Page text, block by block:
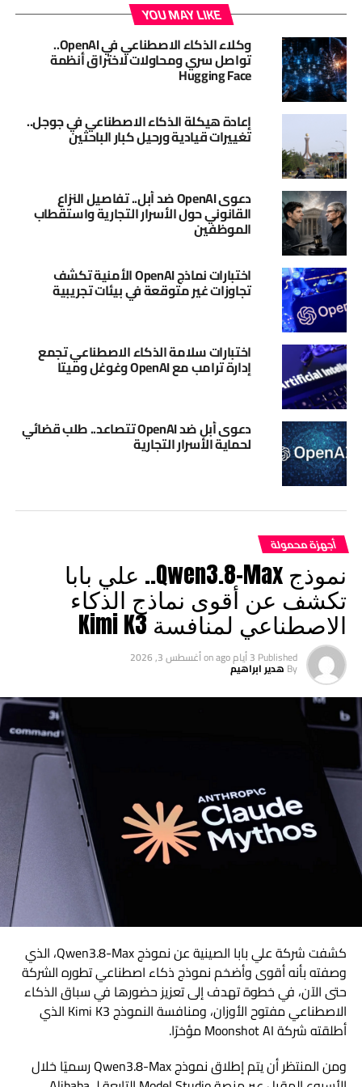
YOU MAY LIKE
وكلاء الذكاء الاصطناعي في OpenAI..
تواصل سري ومحاولات لاختراق أنظمة
Hugging Face
إعادة هيكلة الذكاء الاصطناعي في جوجل..
تغييرات قيادية ورحيل كبار الباحثين
دعوى OpenAI ضد أبل.. تفاصيل النزاع
القانوني حول الأسرار التجارية واستقطاب
الموظفين
اختبارات نماذج OpenAI الأمنية تكشف
تجاوزات غير متوقعة في بيئات تجريبية
اختبارات سلامة الذكاء الاصطناعي تجمع
إدارة ترامب مع OpenAI وغوغل وميتا
دعوى أبل ضد OpenAI تتصاعد.. طلب قضائي
لحماية الأسرار التجارية
أجهزة محمولة
نموذج Qwen3.8-Max.. علي بابا
تكشف عن أقوى نماذج الذكاء
الاصطناعي لمنافسة Kimi K3
Published 3 أيام ago onأغسطس 3, 2026
By هدير ابراهيم
كشفت شركة علي بابا الصينية عن نموذج Qwen3.8-Max، الذي
وصفته بأنه أقوى وأضخم نموذج ذكاء اصطناعي تطوره الشركة
حتى الآن، في خطوة تهدف إلى تعزيز حضورها في سباق الذكاء
الاصطناعي مفتوح الأوزان، ومنافسة النموذج Kimi K3 الذي
أطلقته شركة Moonshot AI مؤخرًا.
ومن المنتظر أن يتم إطلاق نموذج Qwen3.8-Max رسميًا خلال